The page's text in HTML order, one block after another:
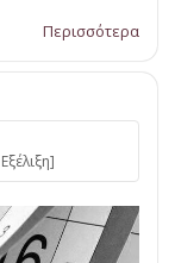
Περισσότερα